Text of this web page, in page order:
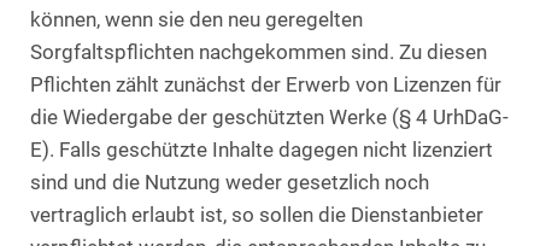
können, wenn sie den neu geregelten
Sorgfaltspflichten nachgekommen sind. Zu diesen
Pflichten zählt zunächst der Erwerb von Lizenzen für
die Wiedergabe der geschützten Werke (§ 4 UrhDaG-
E). Falls geschützte Inhalte dagegen nicht lizenziert
sind und die Nutzung weder gesetzlich noch
vertraglich erlaubt ist, so sollen die Dienstanbieter